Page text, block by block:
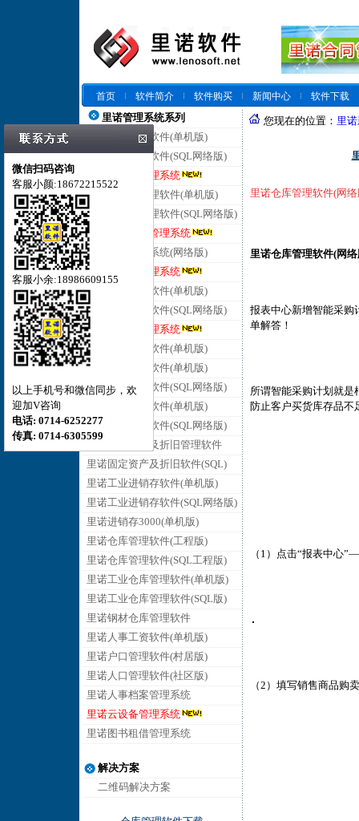
首页 软件简介 软件购买 新闻中心
软件下载
里诺管理系统系列
里诺仓库管理软件(单机版)
里诺仓库管理软件(SQL网络版)
里诺云仓库管理系统
里诺进销存管理软件(单机版)
里诺进销存管理软件(SQL网络版)
里诺云进销存管理系统
里诺客户管理系统(网络版)
里诺云客户管理系统
里诺合同管理软件(单机版)
里诺合同管理软件(SQL网络版)
里诺云合同管理系统
里诺会员管理软件(单机版)
里诺销售管理软件(单机版)
里诺销售管理软件(SQL网络版)
里诺采购管理软件(单机版)
里诺采购管理软件(SQL网络版)
里诺固定资产及折旧管理软件
里诺固定资产及折旧软件(SQL)
里诺工业进销存软件(单机版)
里诺工业进销存软件(SQL网络版)
里诺进销存3000(单机版)
里诺仓库管理软件(工程版)
里诺仓库管理软件(SQL工程版)
里诺工业仓库管理软件(单机版)
里诺工业仓库管理软件(SQL版)
里诺钢材仓库管理软件
里诺人事工资软件(单机版)
里诺户口管理软件(村居版)
里诺人口管理软件(社区版)
里诺人事档案管理系统
里诺云设备管理系统
里诺图书租借管理系统
解决方案
二维码解决方案
您现在的位置： 里
里诺仓库管理软件(网
里诺仓库管理软件(网络
报表中心新增智能采购
单解答！
所谓智能采购计划就是
防止客户买货库存品不
（1）点击“报表中心
（2）填写销售商品购
微信扫码咨询
客服小颜:18672215522
客服小余:18986609155
以上手机号和微信同步，欢
迎加V咨询
电话: 0714-6252277
传真: 0714-6305599